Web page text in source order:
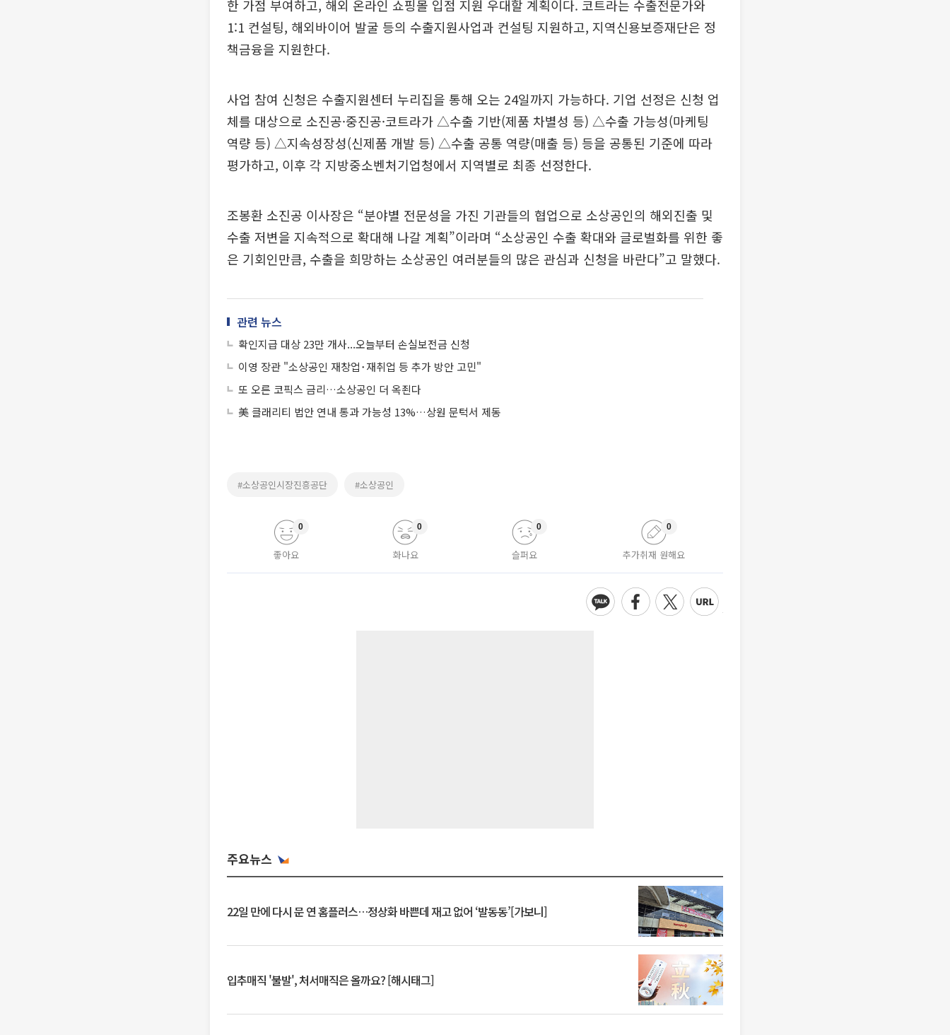
한 가점 부여하고, 해외 온라인 쇼핑몰 입점 지원 우대할 계획이다. 코트라는 수출전문가와
1:1 컨설팅, 해외바이어 발굴 등의 수출지원사업과 컨설팅 지원하고, 지역신용보증재단은 정
책금융을 지원한다.
사업 참여 신청은 수출지원센터 누리집을 통해 오는 24일까지 가능하다. 기업 선정은 신청 업
체를 대상으로 소진공·중진공·코트라가 △수출 기반(제품 차별성 등) △수출 가능성(마케팅
역량 등) △지속성장성(신제품 개발 등) △수출 공통 역량(매출 등) 등을 공통된 기준에 따라
평가하고, 이후 각 지방중소벤처기업청에서 지역별로 최종 선정한다.
조봉환 소진공 이사장은 “분야별 전문성을 가진 기관들의 협업으로 소상공인의 해외진출 및
수출 저변을 지속적으로 확대해 나갈 계획”이라며 “소상공인 수출 확대와 글로벌화를 위한 좋
은 기회인만큼, 수출을 희망하는 소상공인 여러분들의 많은 관심과 신청을 바란다”고 말했다.
관련 뉴스
확인지급 대상 23만 개사...오늘부터 손실보전금 신청
이영 장관 "소상공인 재창업･재취업 등 추가 방안 고민"
또 오른 코픽스 금리…소상공인 더 옥죈다
美 클래리티 법안 연내 통과 가능성 13%…상원 문턱서 제동
#소상공인시장진흥공단 #소상공인
좋아요
0
화나요
0
슬퍼요
0
추가취재 원해요
0
주요뉴스
22일 만에 다시 문 연 홈플러스…정상화 바쁜데 재고 없어 ‘발동동’[가보니]
입추매직 '불발', 처서매직은 올까요? [해시태그]